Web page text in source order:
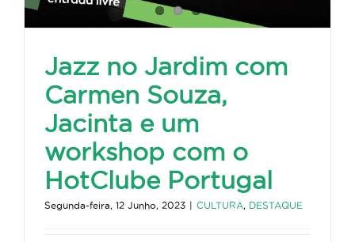
Jazz no Jardim com
Carmen Souza,
Jacinta e um
workshop com o
HotClube Portugal
Segunda-feira, 12 Junho, 2023 CULTURA, DESTAQUE